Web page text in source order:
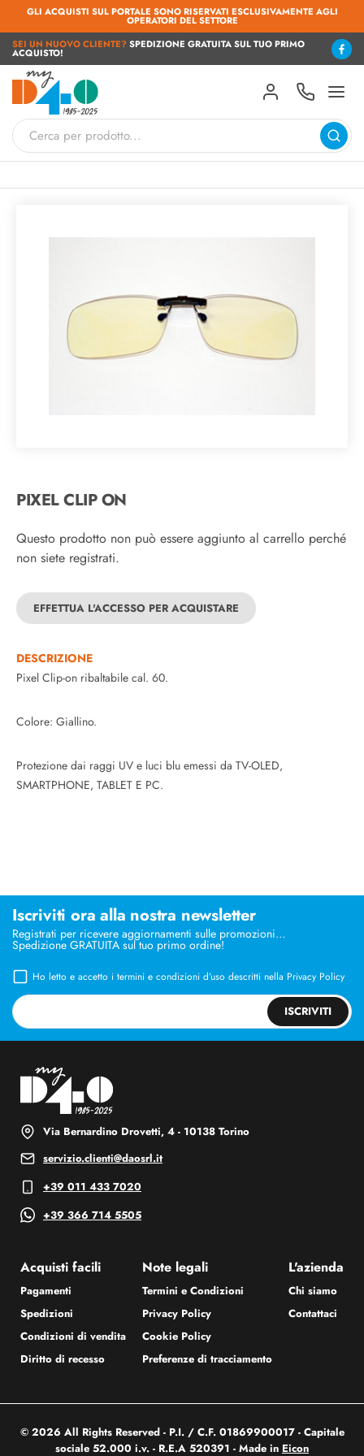
GLI ACQUISTI SUL PORTALE SONO RISERVATI ESCLUSIVAMENTE AGLI
OPERATORI DEL SETTORE
SEI UN NUOVO CLIENTE?SPEDIZIONE GRATUITA SUL TUO PRIMO
ACQUISTO!
PIXEL CLIP ON
Questo prodotto non può essere aggiunto al carrello perché
non siete registrati.
EFFETTUA L'ACCESSO PER ACQUISTARE
DESCRIZIONE
Pixel Clip-on ribaltabile cal. 60.
Colore: Giallino.
Protezione dai raggi UV e luci blu emessi da TV-OLED,
SMARTPHONE, TABLET E PC.
Iscriviti ora alla nostra newsletter
Registrati per ricevere aggiornamenti sulle promozioni…
Spedizione GRATUITA sul tuo primo ordine!
Ho letto e accetto i termini e condizioni d’uso descritti nella Privacy Policy
ISCRIVITI
Via Bernardino Drovetti, 4 - 10138 Torino
servizio.clienti@daosrl.it
+39 011 433 7020
+39 366 714 5505
Acquisti facili
Pagamenti
Spedizioni
Condizioni di vendita
Diritto di recesso
Note legali
Termini e Condizioni
Privacy Policy
Cookie Policy
Preferenze di tracciamento
L'azienda
Chi siamo
Contattaci
© 2026 All Rights Reserved - P.I. / C.F. 01869900017 - Capitale
sociale 52.000 i.v. - R.E.A 520391 - Made in Eicon